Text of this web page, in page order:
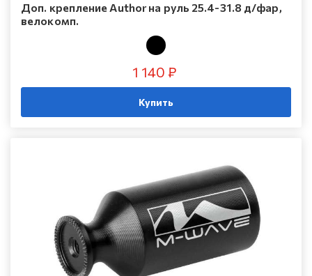
Доп. крепление Author на руль 25.4-31.8 д/фар,
велокомп.
1 140 ₽
Купить